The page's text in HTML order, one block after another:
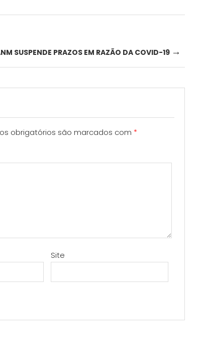
SUSPENDE PRAZOS EM RAZÃO DA COVID-19 →
obrigatórios são marcados com *
Site